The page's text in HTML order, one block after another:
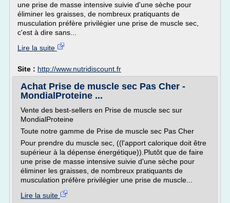
une prise de masse intensive suivie d'une sèche pour
éliminer les graisses, de nombreux pratiquants de
musculation préfère privilégier une prise de muscle sec,
c'est à dire sans...
Lire la suite
Site : http://www.nutridiscount.fr
Achat Prise de muscle sec Pas Cher -
MondialProteine ...
Vente des best-sellers en Prise de muscle sec sur
MondialProteine
Toute notre gamme de Prise de muscle sec Pas Cher
Pour prendre du muscle sec, ((l'apport calorique doit être
supérieur à la dépense énergétique)).Plutôt que de faire
une prise de masse intensive suivie d'une sèche pour
éliminer les graisses, de nombreux pratiquants de
musculation préfère privilégier une prise de muscle...
Lire la suite